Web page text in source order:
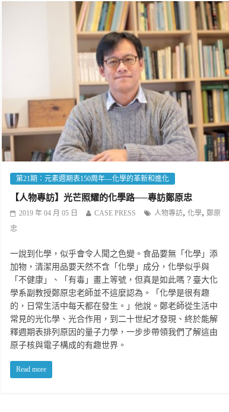
第21期：元素週期表150周年—化學的革新和進化
【人物專訪】光芒照耀的化學路──專訪鄭原忠
2019 年 04 月 05 日 CASE PRESS 人物專訪,化學,鄭原
忠
一說到化學，似乎會令人聞之色變。食品要無「化學」添
加物，清潔用品要天然不含「化學」成分，化學似乎與
「不健康」、「有毒」畫上等號，但真是如此嗎？臺大化
學系副教授鄭原忠老師並不這麼認為。「化學是很有趣
的，日常生活中每天都在發生。」他說。鄭老師從生活中
常見的光化學、光合作用，到二十世紀才發現、終於能解
釋週期表排列原因的量子力學，一步步帶領我們了解這由
原子核與電子構成的有趣世界。
Read more